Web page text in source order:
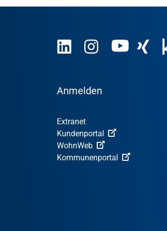
Anmelden
Extranet
Kundenportal
WohnWeb
Kommunenportal